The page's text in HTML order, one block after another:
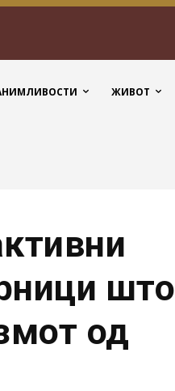
ЖИВОТ
што
од